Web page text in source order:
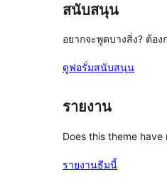
สนับสนุน
อยากจะพูดบางสิ่ง? ต้อ
ดูฟอรั่มสนับสนุน
รายงาน
Does this theme have
รายงานธีมนี้